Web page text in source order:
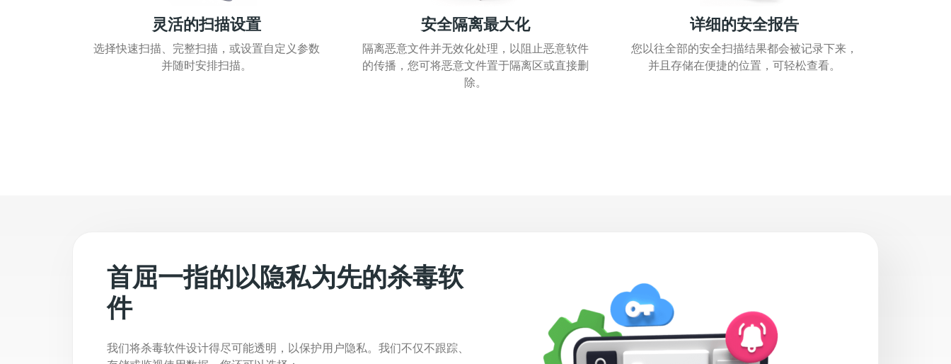
灵活的扫描设置
选择快速扫描、完整扫描，或设置自定义参数
并随时安排扫描。
安全隔离最大化
隔离恶意文件并无效化处理，以阻止恶意软件
的传播，您可将恶意文件置于隔离区或直接删
除。
详细的安全报告
您以往全部的安全扫描结果都会被记录下来，
并且存储在便捷的位置，可轻松查看。
首屈一指的以隐私为先的杀毒软
件
我们将杀毒软件设计得尽可能透明，以保护用户隐私。我们不仅不跟踪、